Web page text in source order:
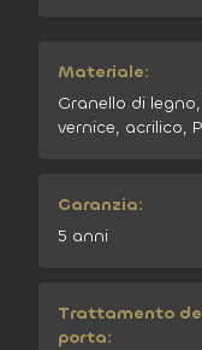
Materiale:
Granello di
vernice, acrilico,
Garanzia:
5 anni
Trattamento
porta: